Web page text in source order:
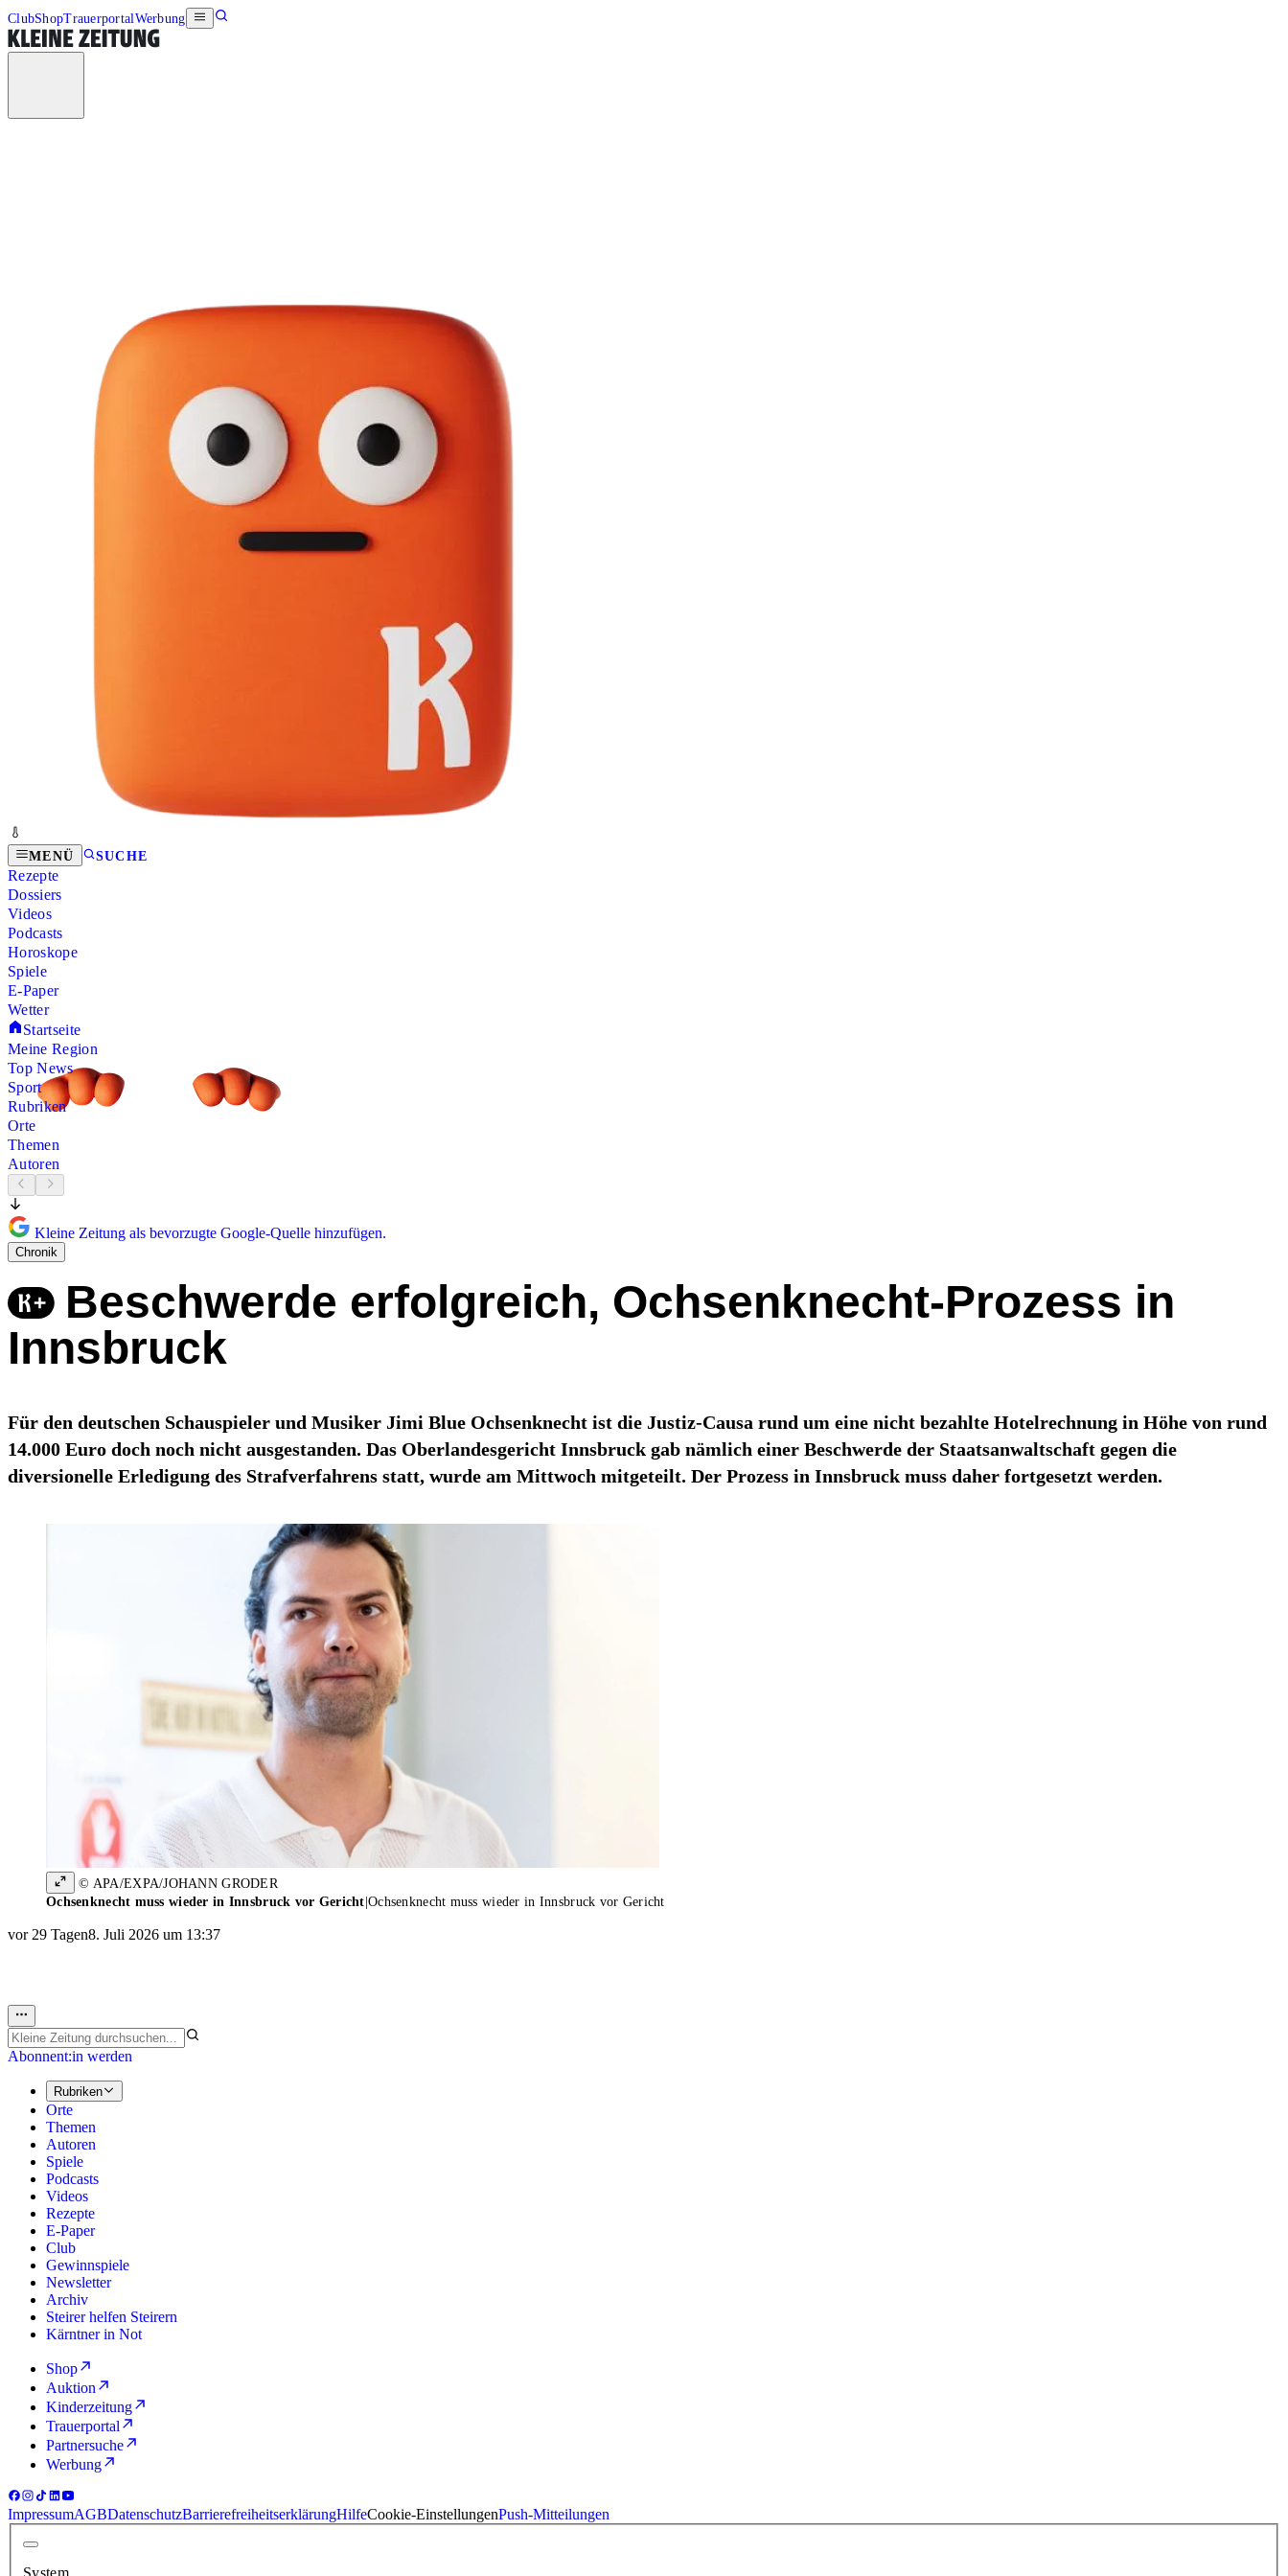
ClubShopTrauerportalWerbung
MENÜ SUCHE
Rezepte
Dossiers
Videos
Podcasts
Horoskope
Spiele
E-Paper
Wetter
Startseite
Meine Region
Top News
Sport
Rubriken
Orte
Themen
Autoren
Kleine Zeitung als bevorzugte Google-Quelle hinzufügen.
Chronik
Beschwerde erfolgreich, Ochsenknecht-Prozess in
Innsbruck
Für den deutschen Schauspieler und Musiker Jimi Blue Ochsenknecht ist die Justiz-Causa rund um eine nicht bezahlte Hotelrechnung in Höhe von rund
14.000 Euro doch noch nicht ausgestanden. Das Oberlandesgericht Innsbruck gab nämlich einer Beschwerde der Staatsanwaltschaft gegen die
diversionelle Erledigung des Strafverfahrens statt, wurde am Mittwoch mitgeteilt. Der Prozess in Innsbruck muss daher fortgesetzt werden.
© APA/EXPA/JOHANN GRODER
Ochsenknecht muss wieder in Innsbruck vor Gericht |Ochsenknecht muss wieder in Innsbruck vor Gericht
vor 29 Tagen8. Juli 2026 um 13:37
Abonnent:in werden
Rubriken
Orte
Themen
Autoren
Spiele
Podcasts
Videos
Rezepte
E-Paper
Club
Gewinnspiele
Newsletter
Archiv
Steirer helfen Steirern
Kärntner in Not
Shop
Auktion
Kinderzeitung
Trauerportal
Partnersuche
Werbung
ImpressumAGBDatenschutzBarrierefreiheitserklärungHilfeCookie-EinstellungenPush-Mitteilungen
System